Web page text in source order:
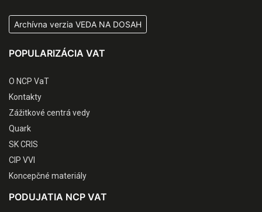
Archívna verzia VEDA NA DOSAH
POPULARIZÁCIA VAT
O NCP VaT
Kontakty
Zážitkové centrá vedy
Quark
SK CRIS
CIP VVI
Koncepčné materiály
PODUJATIA NCP VAT